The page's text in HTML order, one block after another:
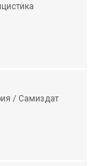
/ Самиздат